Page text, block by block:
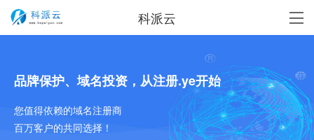
科派云
品牌保护、域名投资，从注册.ye开始
您值得依赖的域名注册商
百万客户的共同选择！